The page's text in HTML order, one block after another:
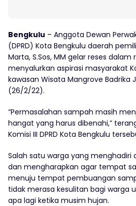
Bengkulu – Anggota Dewan
(DPRD) Kota Bengkulu daerah
Marta, S.Sos, MM gelar reses
menyalurkan aspirasi masyarakat
kawasan Wisata Mangrove Badrika
(26/2/22).
“Permasalahan sampah masih
hangat yang harus dibenahi,”
Komisi III DPRD Kota Bengkulu
Salah satu warga yang menghadiri
dan mengharapkan agar tempat
menuju tempat pembuangan
tidak merasa kesulitan bagi warga
apa lagi ketika musim hujan.